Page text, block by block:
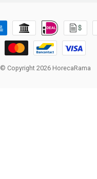
© Copyright 2026 HorecaRama